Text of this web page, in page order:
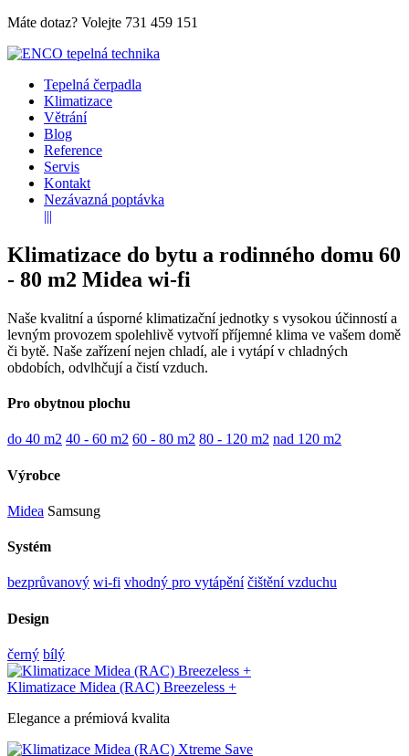
Máte dotaz? Volejte 731 459 151
Tepelná čerpadla
Klimatizace
Větrání
Blog
Reference
Servis
Kontakt
Nezávazná poptávka
|||
Klimatizace do bytu a rodinného domu 60
- 80 m2 Midea wi-fi
Naše kvalitní a úsporné klimatizační jednotky s vysokou účinností a
levným provozem spolehlivě vytvoří příjemné klima ve vašem domě
či bytě. Naše zařízení nejen chladí, ale i vytápí v chladných
obdobích, odvlhčují a čistí vzduch.
Pro obytnou plochu
do 40 m2 40 - 60 m2 60 - 80 m2 80 - 120 m2 nad 120 m2
Výrobce
Midea Samsung
Systém
bezprůvanový wi-fi vhodný pro vytápění čištění vzduchu
Design
černý bílý
Klimatizace Midea (RAC) Breezeless +
Elegance a prémiová kvalita